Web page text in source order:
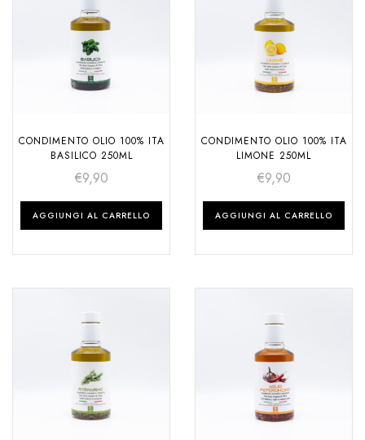
CONDIMENTO OLIO 100% ITA
BASILICO 250ML
€9,90
AGGIUNGI AL CARRELLO
CONDIMENTO OLIO 100% ITA
LIMONE 250ML
€9,90
AGGIUNGI AL CARRELLO